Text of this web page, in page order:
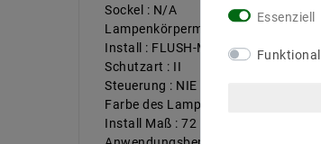
Sockel : N/A
Lampenkörpermaterial : PC+PS
Install : FLUSH-MOUNTED
Schutzart : II
Steuerung : NIE
Farbe des Lampenkörpers : WHITE
Install Maß : 72
Essenziell
Funktional